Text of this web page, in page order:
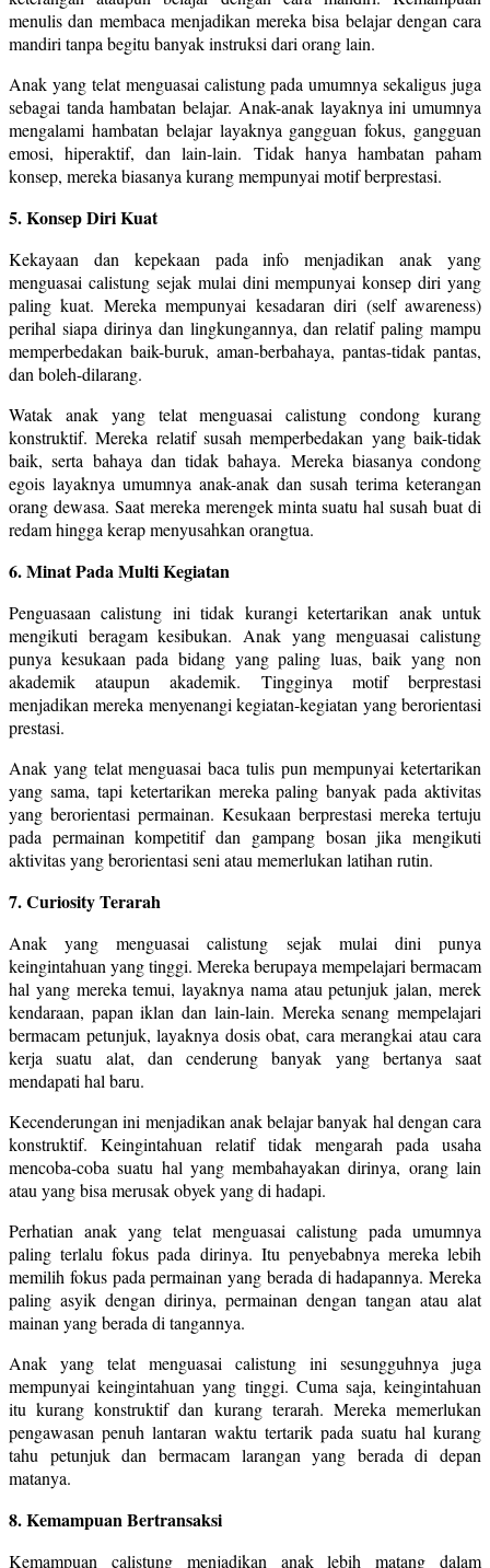
menulis dan membaca menjadikan mereka bisa belajar dengan cara
mandiri tanpa begitu banyak instruksi dari orang lain.
Anak yang telat menguasai calistung pada umumnya sekaligus juga
sebagai tanda hambatan belajar. Anak-anak layaknya ini umumnya
mengalami hambatan belajar layaknya gangguan fokus, gangguan
emosi, hiperaktif, dan lain-lain. Tidak hanya hambatan paham
konsep, mereka biasanya kurang mempunyai motif berprestasi.
5. Konsep Diri Kuat
Kekayaan dan kepekaan pada info menjadikan anak yang
menguasai calistung sejak mulai dini mempunyai konsep diri yang
paling kuat. Mereka mempunyai kesadaran diri (self awareness)
perihal siapa dirinya dan lingkungannya, dan relatif paling mampu
memperbedakan baik-buruk, aman-berbahaya, pantas-tidak pantas,
dan boleh-dilarang.
Watak anak yang telat menguasai calistung condong kurang
konstruktif. Mereka relatif susah memperbedakan yang baik-tidak
baik, serta bahaya dan tidak bahaya. Mereka biasanya condong
egois layaknya umumnya anak-anak dan susah terima keterangan
orang dewasa. Saat mereka merengek minta suatu hal susah buat di
redam hingga kerap menyusahkan orangtua.
6. Minat Pada Multi Kegiatan
Penguasaan calistung ini tidak kurangi ketertarikan anak untuk
mengikuti beragam kesibukan. Anak yang menguasai calistung
punya kesukaan pada bidang yang paling luas, baik yang non
akademik ataupun akademik. Tingginya motif berprestasi
menjadikan mereka menyenangi kegiatan-kegiatan yang berorientasi
prestasi.
Anak yang telat menguasai baca tulis pun mempunyai ketertarikan
yang sama, tapi ketertarikan mereka paling banyak pada aktivitas
yang berorientasi permainan. Kesukaan berprestasi mereka tertuju
pada permainan kompetitif dan gampang bosan jika mengikuti
aktivitas yang berorientasi seni atau memerlukan latihan rutin.
7. Curiosity Terarah
Anak yang menguasai calistung sejak mulai dini punya
keingintahuan yang tinggi. Mereka berupaya mempelajari bermacam
hal yang mereka temui, layaknya nama atau petunjuk jalan, merek
kendaraan, papan iklan dan lain-lain. Mereka senang mempelajari
bermacam petunjuk, layaknya dosis obat, cara merangkai atau cara
kerja suatu alat, dan cenderung banyak yang bertanya saat
mendapati hal baru.
Kecenderungan ini menjadikan anak belajar banyak hal dengan cara
konstruktif. Keingintahuan relatif tidak mengarah pada usaha
mencoba-coba suatu hal yang membahayakan dirinya, orang lain
atau yang bisa merusak obyek yang di hadapi.
Perhatian anak yang telat menguasai calistung pada umumnya
paling terlalu fokus pada dirinya. Itu penyebabnya mereka lebih
memilih fokus pada permainan yang berada di hadapannya. Mereka
paling asyik dengan dirinya, permainan dengan tangan atau alat
mainan yang berada di tangannya.
Anak yang telat menguasai calistung ini sesungguhnya juga
mempunyai keingintahuan yang tinggi. Cuma saja, keingintahuan
itu kurang konstruktif dan kurang terarah. Mereka memerlukan
pengawasan penuh lantaran waktu tertarik pada suatu hal kurang
tahu petunjuk dan bermacam larangan yang berada di depan
matanya.
8. Kemampuan Bertransaksi
Kemampuan calistung menjadikan anak lebih matang dalam